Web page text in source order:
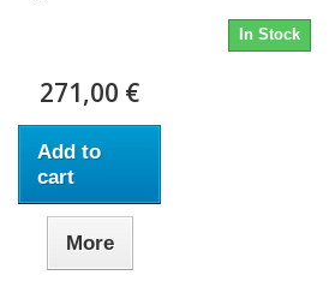
In Stock
271,00 €
Add to
cart
More